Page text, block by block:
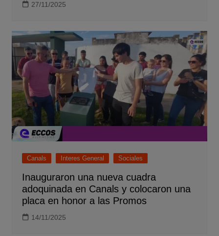
27/11/2025
Canals Interes General Sociales
Inauguraron una nueva cuadra
adoquinada en Canals y colocaron una
placa en honor a las Promos
14/11/2025